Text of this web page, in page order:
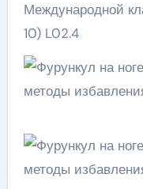
Международной
10) L02.4